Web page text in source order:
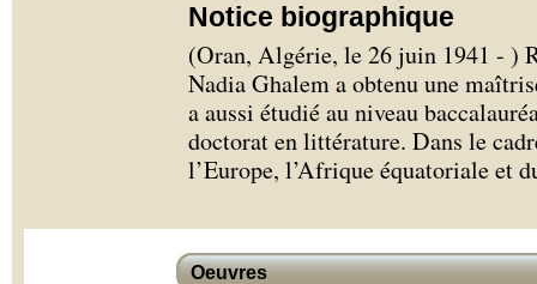
Notice biographique
(Oran, Algérie, le 26 juin 1941 - )
Nadia Ghalem a obtenu une
a aussi étudié au niveau
doctorat en littérature. Dans le
l’Europe, l’Afrique équatoriale et
Oeuvres